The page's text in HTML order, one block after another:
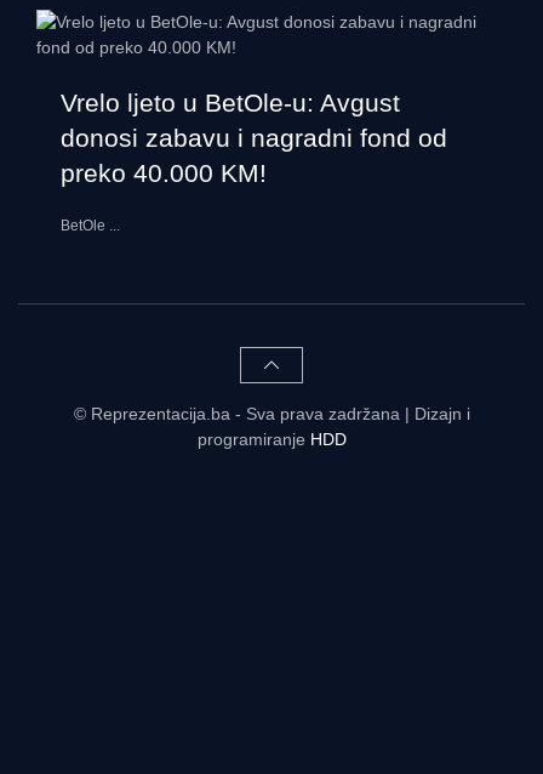
Vrelo ljeto u BetOle-u: Avgust
donosi zabavu i nagradni fond od
preko 40.000 KM!
BetOle ...
© Reprezentacija.ba - Sva prava zadržana | Dizajn i
programiranje HDD